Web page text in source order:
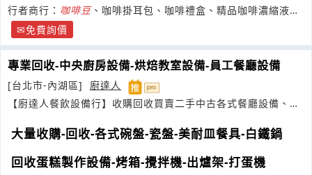
行者商行： 咖啡豆、咖啡掛耳包、咖啡禮盒、精品咖啡濃縮液、
拿鐵、甜點、咖哩飯、燕麥
免費詢價
專業回收-中央廚房設備-烘焙教室設備-員工餐廳設備
[台北市-內湖區]
廚達人
【廚達人餐飲設備行】收購回收買賣二手中古各式餐廳設備、營
大量收購-回收-各式碗盤-瓷盤-美耐皿餐具-白鐵鍋
回收蛋糕製作設備-烤箱-攪拌機-出爐架-打蛋機